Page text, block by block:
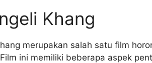
Khang
merupakan salah satu film
ini memiliki beberapa aspek